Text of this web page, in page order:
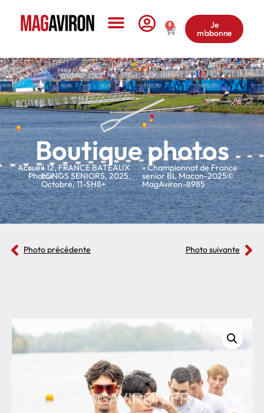
0 Je
m'abonne
Boutique photos
Accueil
»
Photos
»12,FRANCE BATEAUX
LONGS SENIORS,2025,
Octobre,11-SH8+
» Championnat de France
senior BL Macon-2025©
MagAviron-8985
Photo précédente Photo suivante